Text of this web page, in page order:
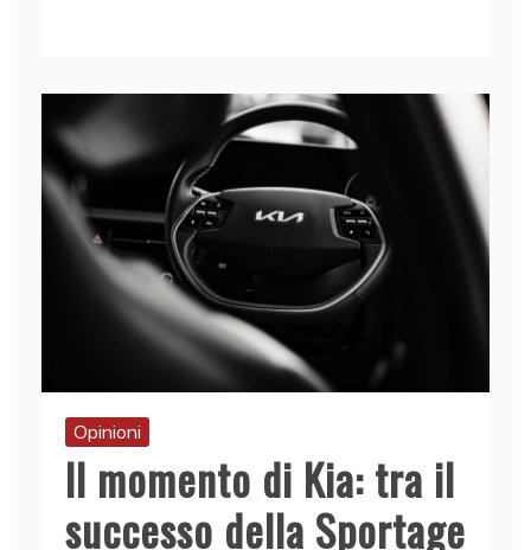
Opinioni
Il momento di Kia: tra il
successo della Sportage